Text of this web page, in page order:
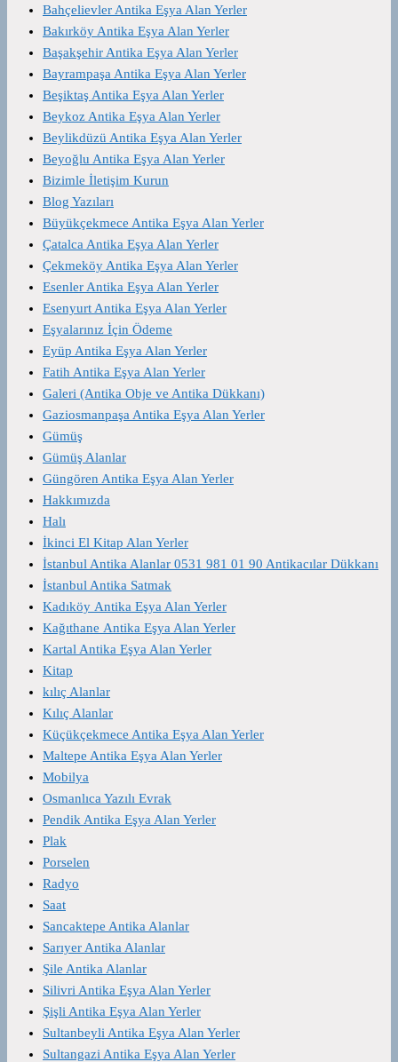
Bahçelievler Antika Eşya Alan Yerler
Bakırköy Antika Eşya Alan Yerler
Başakşehir Antika Eşya Alan Yerler
Bayrampaşa Antika Eşya Alan Yerler
Beşiktaş Antika Eşya Alan Yerler
Beykoz Antika Eşya Alan Yerler
Beylikdüzü Antika Eşya Alan Yerler
Beyoğlu Antika Eşya Alan Yerler
Bizimle İletişim Kurun
Blog Yazıları
Büyükçekmece Antika Eşya Alan Yerler
Çatalca Antika Eşya Alan Yerler
Çekmeköy Antika Eşya Alan Yerler
Esenler Antika Eşya Alan Yerler
Esenyurt Antika Eşya Alan Yerler
Eşyalarınız İçin Ödeme
Eyüp Antika Eşya Alan Yerler
Fatih Antika Eşya Alan Yerler
Galeri (Antika Obje ve Antika Dükkanı)
Gaziosmanpaşa Antika Eşya Alan Yerler
Gümüş
Gümüş Alanlar
Güngören Antika Eşya Alan Yerler
Hakkımızda
Halı
İkinci El Kitap Alan Yerler
İstanbul Antika Alanlar 0531 981 01 90 Antikacılar Dükkanı
İstanbul Antika Satmak
Kadıköy Antika Eşya Alan Yerler
Kağıthane Antika Eşya Alan Yerler
Kartal Antika Eşya Alan Yerler
Kitap
kılıç Alanlar
Kılıç Alanlar
Küçükçekmece Antika Eşya Alan Yerler
Maltepe Antika Eşya Alan Yerler
Mobilya
Osmanlıca Yazılı Evrak
Pendik Antika Eşya Alan Yerler
Plak
Porselen
Radyo
Saat
Sancaktepe Antika Alanlar
Sarıyer Antika Alanlar
Şile Antika Alanlar
Silivri Antika Eşya Alan Yerler
Şişli Antika Eşya Alan Yerler
Sultanbeyli Antika Eşya Alan Yerler
Sultangazi Antika Eşya Alan Yerler